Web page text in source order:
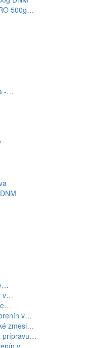
500g…
-…
v…
v…
zmesi…
prípravu…